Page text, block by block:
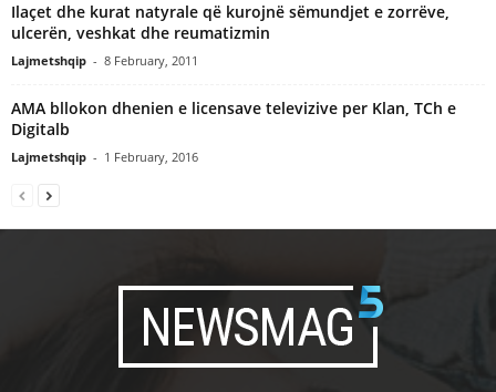
Ilaçet dhe kurat natyrale që kurojnë sëmundjet e zorrëve,
ulcerën, veshkat dhe reumatizmin
Lajmetshqip - 8 February, 2011
AMA bllokon dhenien e licensave televizive per Klan, TCh e
Digitalb
Lajmetshqip - 1 February, 2016